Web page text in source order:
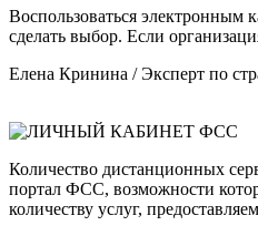
Воспользоваться
сделать выбор. Если
Елена Кринина / Эксперт по
Количество дистанционных
портал ФСС, возможности
количеству услуг,